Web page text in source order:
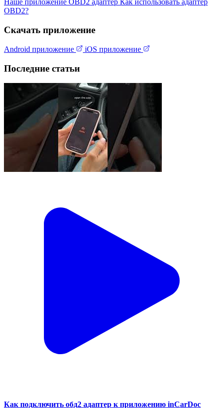
Наше приложение OBD2 адаптер Как использовать адаптер
OBD2?
Скачать приложение
Android приложение iOS приложение
Последние статьи
Как подключить обд2 адаптер к приложению inCarDoc